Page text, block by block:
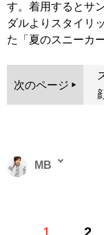
す。着用するとサ
ダルよりスタイリ
た「夏のスニーカ
次のページ
MB